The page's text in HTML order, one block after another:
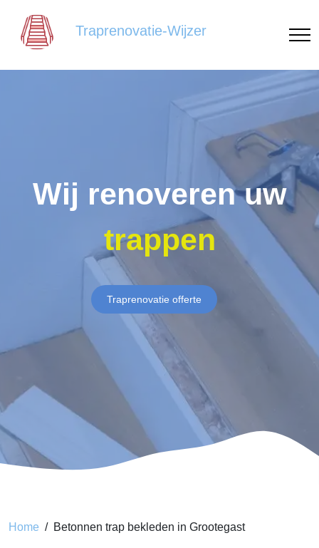
Traprenovatie-Wijzer
Wij renoveren uw
trappen
Traprenovatie offerte
Home Betonnen trap bekleden in Grootegast